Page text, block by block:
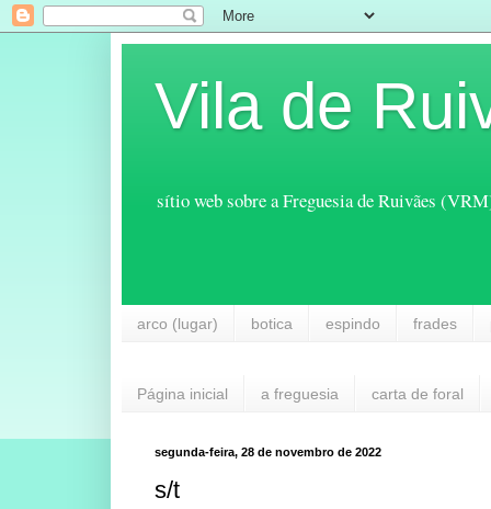
Vila de
sítio web sobre a Freguesia de Ruivães
arco (lugar) botica espindo frades
Página inicial a freguesia carta de foral
segunda-feira, 28 de novembro de 2022
s/t